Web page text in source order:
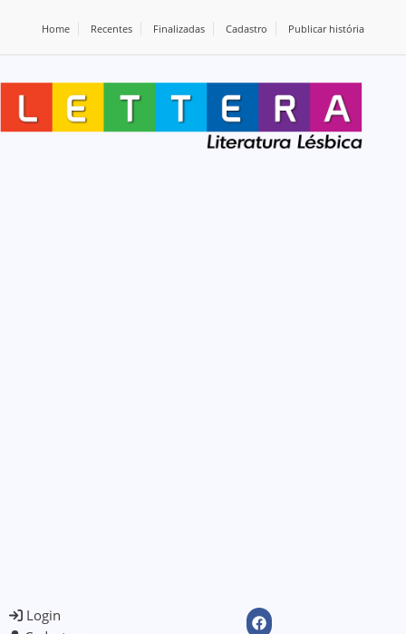
Home Recentes Finalizadas Cadastro Publicar história
Login